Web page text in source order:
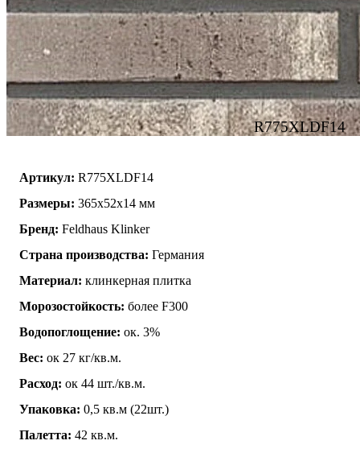
R775XLDF14
Артикул: R775XLDF14
Размеры: 365x52x14 мм
Бренд: Feldhaus Klinker
Страна производства: Германия
Материал: клинкерная плитка
Морозостойкость: более F300
Водопоглощение: ок. 3%
Вес: ок 27 кг/кв.м.
Расход: ок 44 шт./кв.м.
Упаковка: 0,5 кв.м (22шт.)
Палетта: 42 кв.м.